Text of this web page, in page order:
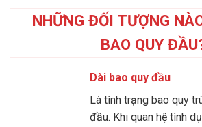
NHỮNG ĐỐI TƯỢNG
BAO QUY
Dài bao quy đầu
Là tình trạng bao quy
đầu. Khi quan hệ tình